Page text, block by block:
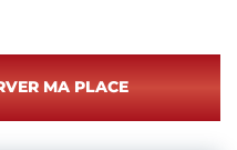
MA PLACE